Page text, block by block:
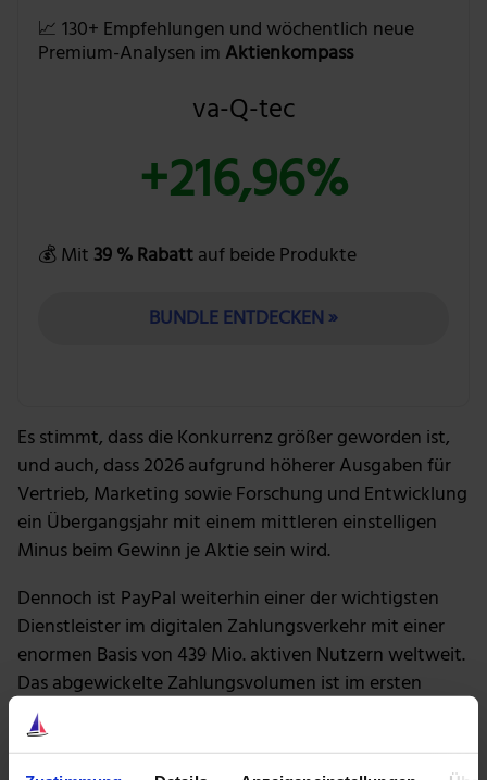
📈 130+ Empfehlungen und wöchentlich neue
Premium-Analysen im Aktienkompass
va-Q-tec
+216,96%
💰 Mit 39 % Rabattauf beide Produkte
BUNDLE ENTDECKEN »
Es stimmt, dass die Konkurrenz größer geworden ist,
und auch, dass 2026 aufgrund höherer Ausgaben für
Vertrieb, Marketing sowie Forschung und Entwicklung
ein Übergangsjahr mit einem mittleren einstelligen
Minus beim Gewinn je Aktie sein wird.
Dennoch ist PayPal weiterhin einer der wichtigsten
Dienstleister im digitalen Zahlungsverkehr mit einer
enormen Basis von 439 Mio. aktiven Nutzern weltweit.
Das abgewickelte Zahlungsvolumen ist im ersten
Quartal 2026 um 11 % auf 464 Mrd. US-Dollar
gestiegen.